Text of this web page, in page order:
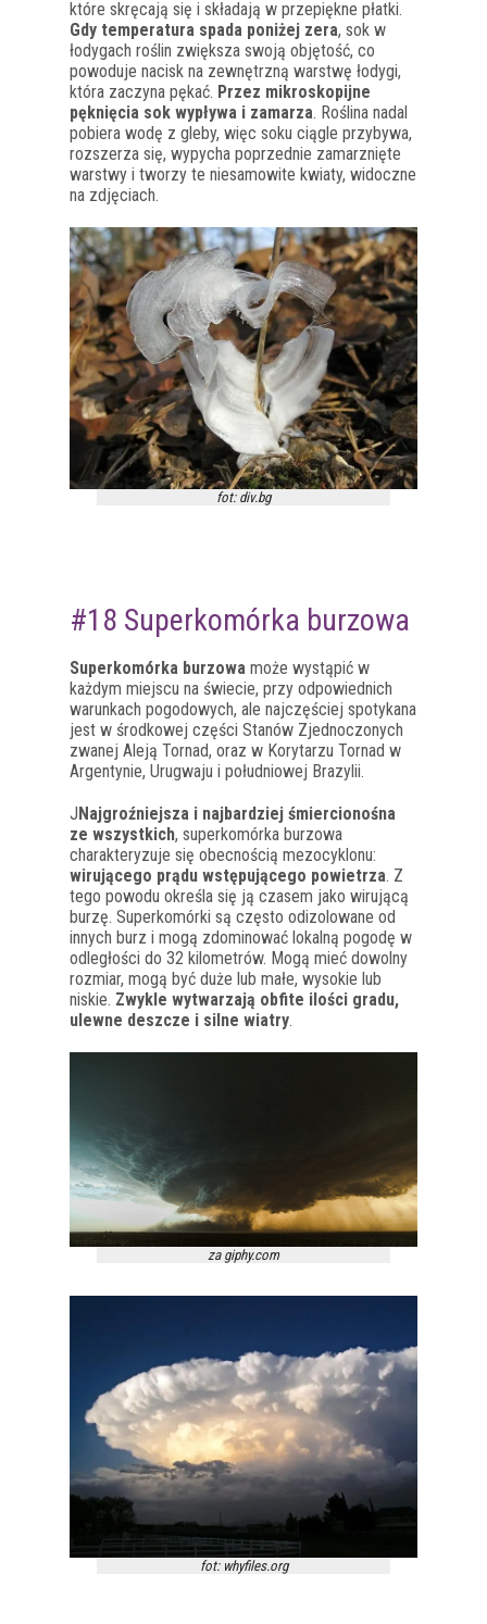
które skręcają się i składają w przepiękne płatki.
Gdy temperatura spada poniżej zera, sok w
łodygach roślin zwiększa swoją objętość, co
powoduje nacisk na zewnętrzną warstwę łodygi,
która zaczyna pękać. Przez mikroskopijne
pęknięcia sok wypływa i zamarza. Roślina nadal
pobiera wodę z gleby, więc soku ciągle przybywa,
rozszerza się, wypycha poprzednie zamarznięte
warstwy i tworzy te niesamowite kwiaty, widoczne
na zdjęciach.
fot: div.bg
#18 Superkomórka burzowa
Superkomórka burzowa może wystąpić w
każdym miejscu na świecie, przy odpowiednich
warunkach pogodowych, ale najczęściej spotykana
jest w środkowej części Stanów Zjednoczonych
zwanej Aleją Tornad, oraz w Korytarzu Tornad w
Argentynie, Urugwaju i południowej Brazylii.
JNajgroźniejsza i najbardziej śmiercionośna
ze wszystkich, superkomórka burzowa
charakteryzuje się obecnością mezocyklonu:
wirującego prądu wstępującego powietrza. Z
tego powodu określa się ją czasem jako wirującą
burzę. Superkomórki są często odizolowane od
innych burz i mogą zdominować lokalną pogodę w
odległości do 32 kilometrów. Mogą mieć dowolny
rozmiar, mogą być duże lub małe, wysokie lub
niskie. Zwykle wytwarzają obfite ilości gradu,
ulewne deszcze i silne wiatry.
za giphy.com
fot: whyfiles.org